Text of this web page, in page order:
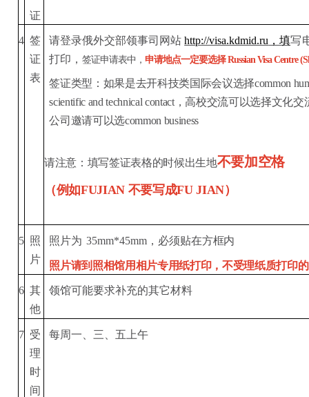
证
4 签
证
表
请登录俄外交部领事司网站http://visa.kdmid.ru ，填写
打印，签证申请表中，申请地点一定要选择 Russian Visa Centre
签证类型：如果是去开科技类国际会议选择common
scientific and technical contact，高校交流可以选择文化
公司邀请可以选common business
请注意：填写签证表格的时候出生地不要加空格
（例如FUJIAN 不要写成FU JIAN）
5 照
片
照片为 35mm*45mm，必须贴在方框内
照片请到照相馆用相片专用纸打印，不受理纸质打印
6 其
他
领馆可能要求补充的其它材料
7 受
理
时
间
每周一、三、五上午